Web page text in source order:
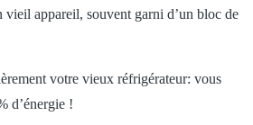
vieil appareil, souvent garni d’un bloc de
votre vieux réfrigérateur: vous
d’énergie !